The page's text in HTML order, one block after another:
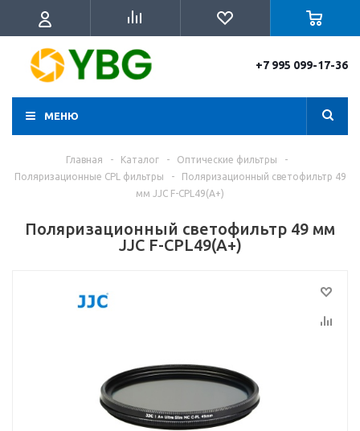
+7 995 099-17-36
МЕНЮ
Главная - Каталог - Оптические фильтры
-
Поляризационные CPL фильтры
-
Поляризационный светофильтр 49
мм JJC F-CPL49(A+)
Поляризационный светофильтр 49 мм
JJC F-CPL49(A+)